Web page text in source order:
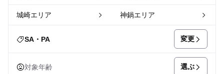
城崎エリア 神鍋エリア
SA・PA 変更
対象年齢 選ぶ